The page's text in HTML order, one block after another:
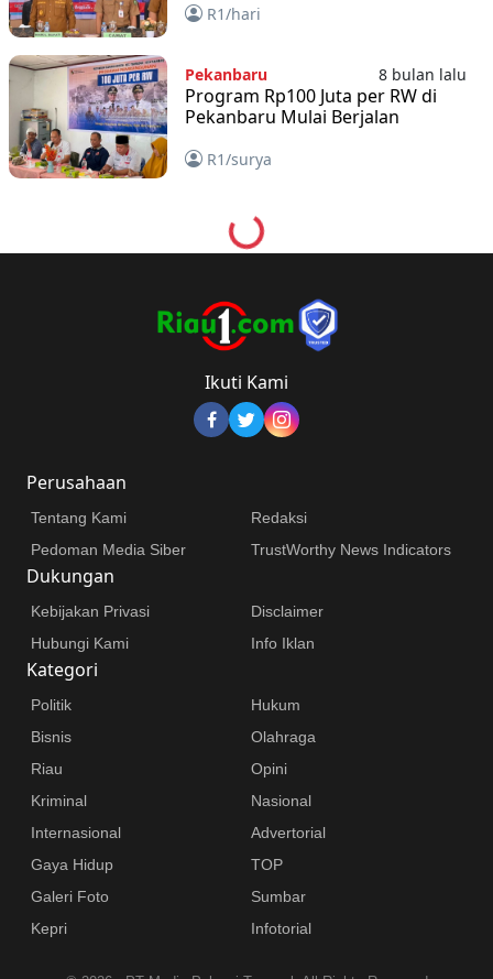
R1/hari
Pekanbaru 8 bulan lalu
Program Rp100 Juta per RW di
Pekanbaru Mulai Berjalan
R1/surya
Loading...
Ikuti Kami
Perusahaan
Tentang Kami
Redaksi
Pedoman Media Siber
TrustWorthy News Indicators
Dukungan
Kebijakan Privasi
Disclaimer
Hubungi Kami
Info Iklan
Kategori
Politik
Hukum
Bisnis
Olahraga
Riau
Opini
Kriminal
Nasional
Internasional
Advertorial
Gaya Hidup
TOP
Galeri Foto
Sumbar
Kepri
Infotorial